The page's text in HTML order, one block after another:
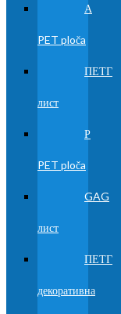
А
PET ploča
ПЕТГ
лист
Р
PET ploča
GAG
лист
ПЕТГ
декоративна